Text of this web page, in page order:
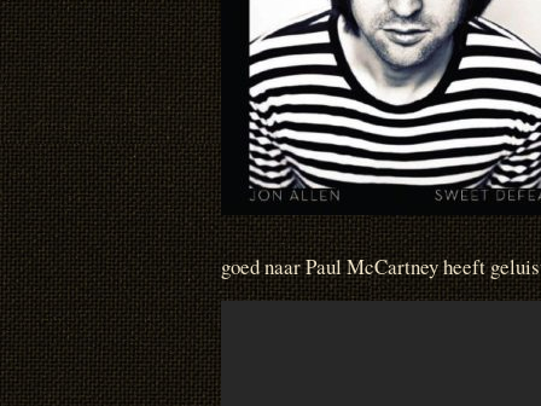
goed naar Paul McCartney heeft